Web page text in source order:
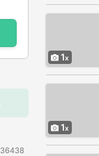
36438
1
1